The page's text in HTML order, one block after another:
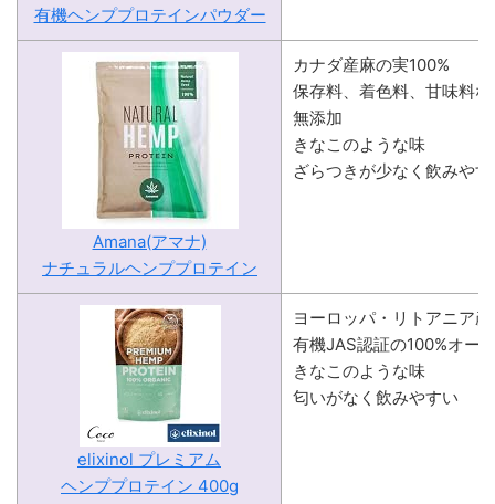
有機ヘンププロテインパウダー
Amana(アマナ)
ナチュラルヘンププロテイン
カナダ産麻の実100%
保存料、着色料、甘味料
無添加
きなこのような味
ざらつきが少なく飲みや
elixinol プレミアム
ヘンププロテイン 400g
ヨーロッパ・リトアニア産
有機JAS認証の100%オー
きなこのような味
匂いがなく飲みやすい